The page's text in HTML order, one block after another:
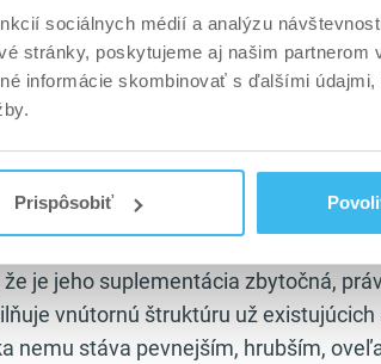
sociálnych médií a analýzu
stránky, poskytujeme aj našim partnerom
informácie skombinovať s ďalšími
Prispôsobiť
vtedy, ak trpíte jeho klinickým
hormonálnou nerovnováhou (ako
štítnej žľazy,samotný vitamín B7
vypadávaním od
lámaním
je jeho suplementácia zbytočná,
vnútornú štruktúru už existujúcich
nemu stáva pevnejším, hrubším,